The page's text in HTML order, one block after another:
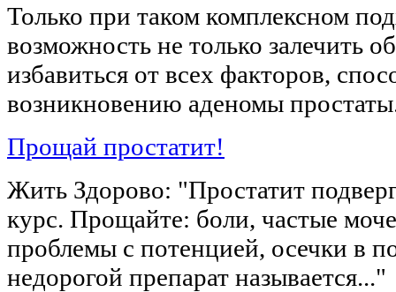
Только при таком комплексном
возможность не только залечить
избавиться от всех факторов,
возникновению аденомы
Прощай простатит!
Жить Здорово: "Простатит
курс. Прощайте: боли, частые
проблемы с потенцией, осечки в
недорогой препарат называется..."